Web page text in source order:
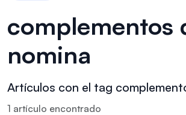
complementos
nomina
Artículos con el tag
1 artículo encontrado